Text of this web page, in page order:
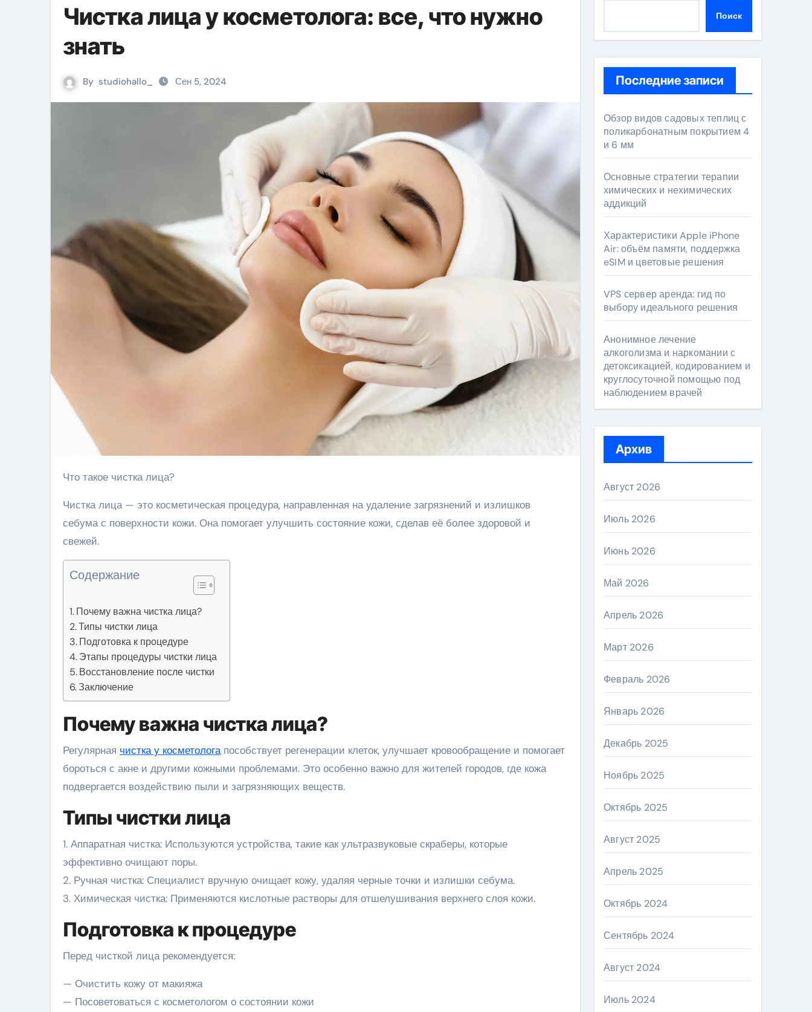
Чистка лица у косметолога: все, что нужно
знать
By studiohallo_ Сен 5, 2024
Что такое чистка лица?
Чистка лица — это косметическая процедура, направленная на удаление загрязнений и излишков
себума с поверхности кожи. Она помогает улучшить состояние кожи, сделав её более здоровой и
свежей.
Содержание
Почему важна чистка лица?
Типы чистки лица
Подготовка к процедуре
Этапы процедуры чистки лица
Восстановление после чистки
Заключение
Почему важна чистка лица?
Регулярная чистка у косметологапособствует регенерации клеток, улучшает кровообращение и помогает
бороться с акне и другими кожными проблемами. Это особенно важно для жителей городов, где кожа
подвергается воздействию пыли и загрязняющих веществ.
Типы чистки лица
1. Аппаратная чистка: Используются устройства, такие как ультразвуковые скраберы, которые
эффективно очищают поры.
2. Ручная чистка: Специалист вручную очищает кожу, удаляя черные точки и излишки себума.
3. Химическая чистка: Применяются кислотные растворы для отшелушивания верхнего слоя кожи.
Подготовка к процедуре
Перед чисткой лица рекомендуется:
— Очистить кожу от макияжа
— Посоветоваться с косметологом о состоянии кожи
Поиск
Последние записи
Обзор видов садовых теплиц с
поликарбонатным покрытием 4
и 6 мм
Основные стратегии терапии
химических и нехимических
аддикций
Характеристики Apple iPhone
Air: объём памяти, поддержка
eSIM и цветовые решения
VPS сервер аренда: гид по
выбору идеального решения
Анонимное лечение
алкоголизма и наркомании с
детоксикацией, кодированием и
круглосуточной помощью под
наблюдением врачей
Архив
Август 2026
Июль 2026
Июнь 2026
Май 2026
Апрель 2026
Март 2026
Февраль 2026
Январь 2026
Декабрь 2025
Ноябрь 2025
Октябрь 2025
Август 2025
Апрель 2025
Октябрь 2024
Сентябрь 2024
Август 2024
Июль 2024